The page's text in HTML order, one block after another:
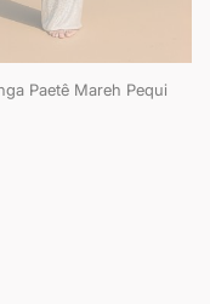
Paetê Mareh Pequi